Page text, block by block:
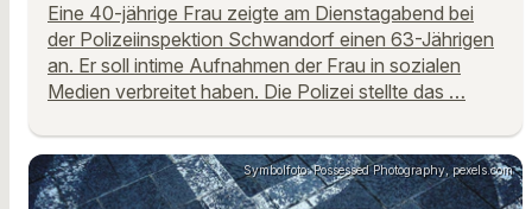
Eine 40-jährige Frau zeigte am Dienstagabend bei
der Polizeiinspektion Schwandorf einen 63-Jährigen
an. Er soll intime Aufnahmen der Frau in sozialen
Medien verbreitet haben. Die Polizei stellte das …
Symbolfoto: Possessed Photography, pexels.com